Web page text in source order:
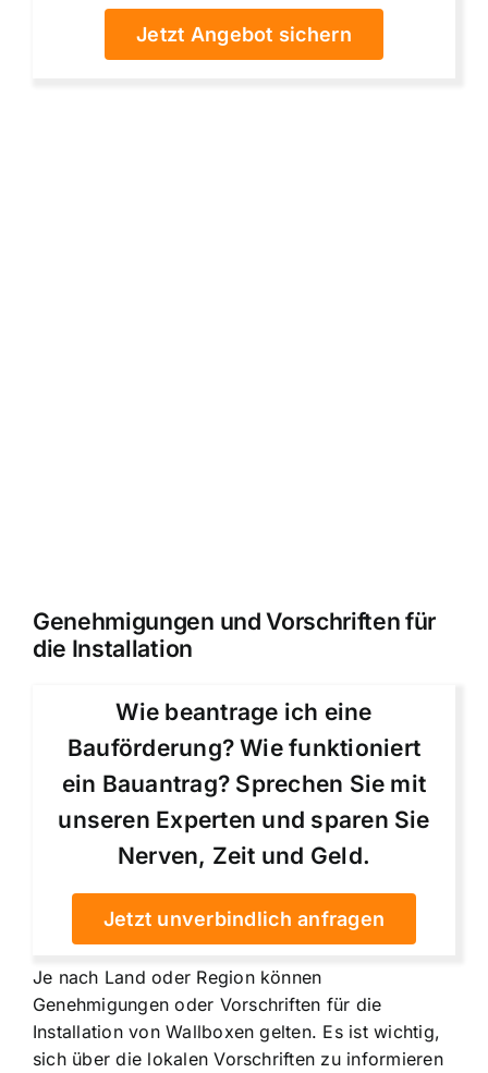
Jetzt Angebot sichern
Genehmigungen und Vorschriften für
die Installation
Wie beantrage ich eine
Bauförderung? Wie funktioniert
ein Bauantrag? Sprechen Sie mit
unseren Experten und sparen Sie
Nerven, Zeit und Geld.
Jetzt unverbindlich anfragen
Je nach Land oder Region können
Genehmigungen oder Vorschriften für die
Installation von Wallboxen gelten. Es ist wichtig,
sich über die lokalen Vorschriften zu informieren